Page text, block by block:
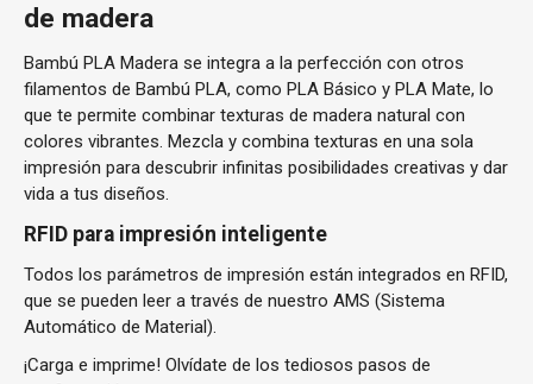
de madera
Bambú PLA Madera se integra a la perfección con otros
filamentos de Bambú PLA, como PLA Básico y PLA Mate, lo
que te permite combinar texturas de madera natural con
colores vibrantes. Mezcla y combina texturas en una sola
impresión para descubrir infinitas posibilidades creativas y dar
vida a tus diseños.
RFID para impresión inteligente
Todos los parámetros de impresión están integrados en RFID,
que se pueden leer a través de nuestro AMS (Sistema
Automático de Material).
¡Carga e imprime! Olvídate de los tediosos pasos de